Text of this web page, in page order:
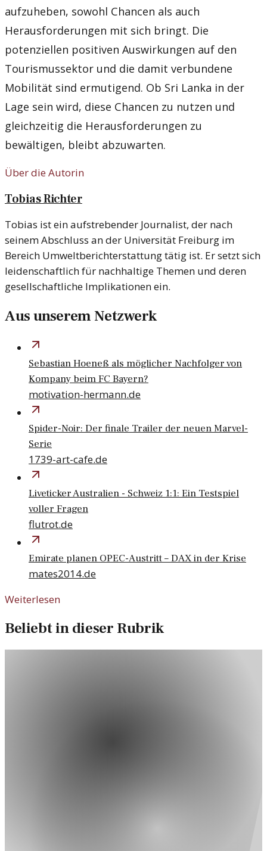
aufzuheben, sowohl Chancen als auch
Herausforderungen mit sich bringt. Die
potenziellen positiven Auswirkungen auf den
Tourismussektor und die damit verbundene
Mobilität sind ermutigend. Ob Sri Lanka in der
Lage sein wird, diese Chancen zu nutzen und
gleichzeitig die Herausforderungen zu
bewältigen, bleibt abzuwarten.
Über die Autorin
Tobias Richter
Tobias ist ein aufstrebender Journalist, der nach
seinem Abschluss an der Universität Freiburg im
Bereich Umweltberichterstattung tätig ist. Er setzt sich
leidenschaftlich für nachhaltige Themen und deren
gesellschaftliche Implikationen ein.
Aus unserem Netzwerk
Sebastian Hoeneß als möglicher Nachfolger von
Kompany beim FC Bayern?
motivation-hermann.de
Spider-Noir: Der finale Trailer der neuen Marvel-
Serie
1739-art-cafe.de
Liveticker Australien - Schweiz 1:1: Ein Testspiel
voller Fragen
flutrot.de
Emirate planen OPEC-Austritt – DAX in der Krise
mates2014.de
Weiterlesen
Beliebt in dieser Rubrik